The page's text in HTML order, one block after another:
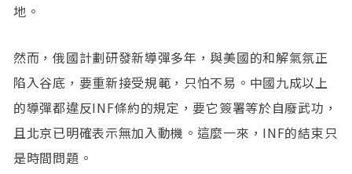
地。
然而，俄國計劃研發新導彈多年，與美國的和解氣氛正
陷入谷底，要重新接受規範，只怕不易。中國九成以上
的導彈都違反INF條約的規定，要它簽署等於自廢武功，
且北京已明確表示無加入動機。這麼一來，INF的結束只
是時間問題。